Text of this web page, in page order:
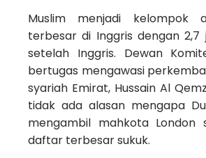
Muslim menjadi kelompok
terbesar di Inggris dengan 2,7
setelah Inggris. Dewan
bertugas mengawasi
syariah Emirat, Hussain Al
tidak ada alasan mengapa
mengambil mahkota London
daftar terbesar sukuk.